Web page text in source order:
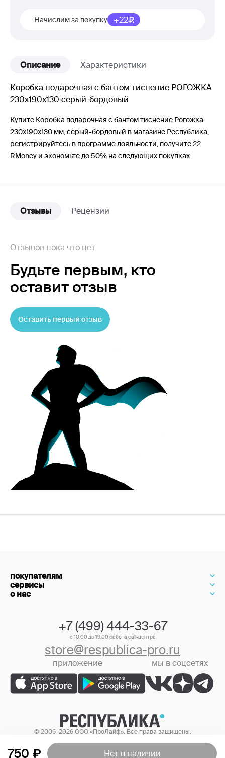
750 Нет в наличии
Начислим за покупку +22
Описание Характеристики
Коробка подарочная с бантом тиснение РОГОЖКА
230х190х130 серый-бордовый
Купите Коробка подарочная с бантом тиснение Рогожка
230х190х130 мм, серый-бордовый в магазине Республика,
регистрируйтесь в программе лояльности, получите 22
RMoney и экономьте до 50% на следующих покупках
Отзывы Рецензии
Отзывов пока что нет
Будьте первым, кто
оставит отзыв
Оставить первый отзыв
покупателям
сервисы
о нас
+7 (499) 444-33-67
с 10:00 до 19:00 работа call-центра
store@respublica-pro.ru
приложение мы в соцсетях
© 2006–2026 ООО «ПроЛайф». Все права защищены.